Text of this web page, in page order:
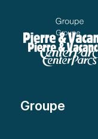
Groupe